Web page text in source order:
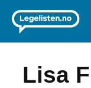
Lisa